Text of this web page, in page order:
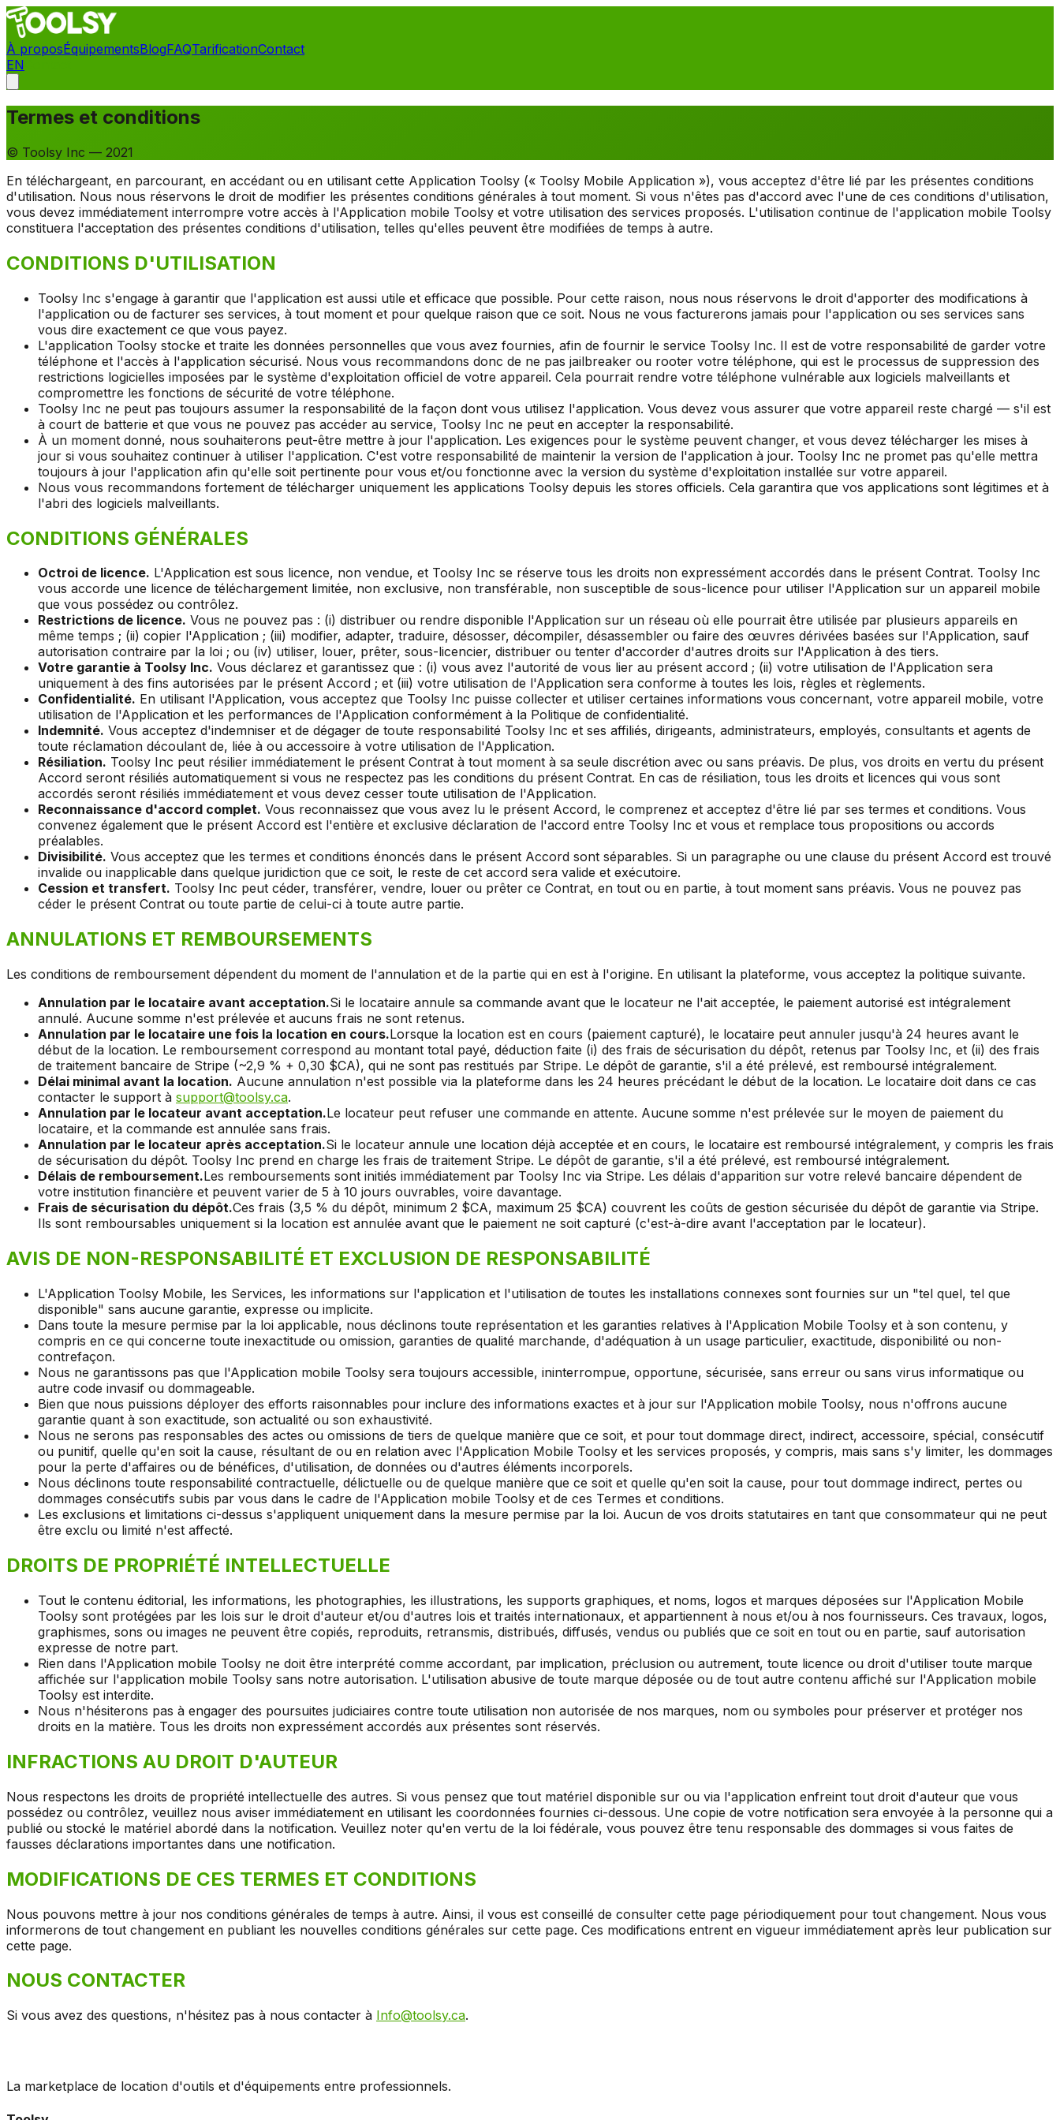
À proposÉquipementsBlogFAQTarificationContact
EN
Termes et conditions
© Toolsy Inc — 2021
En téléchargeant, en parcourant, en accédant ou en utilisant cette Application Toolsy (« Toolsy Mobile Application »), vous acceptez d'être lié par les présentes conditions
d'utilisation. Nous nous réservons le droit de modifier les présentes conditions générales à tout moment. Si vous n'êtes pas d'accord avec l'une de ces conditions d'utilisation,
vous devez immédiatement interrompre votre accès à l'Application mobile Toolsy et votre utilisation des services proposés. L'utilisation continue de l'application mobile Toolsy
constituera l'acceptation des présentes conditions d'utilisation, telles qu'elles peuvent être modifiées de temps à autre.
CONDITIONS D'UTILISATION
Toolsy Inc s'engage à garantir que l'application est aussi utile et efficace que possible. Pour cette raison, nous nous réservons le droit d'apporter des modifications à
l'application ou de facturer ses services, à tout moment et pour quelque raison que ce soit. Nous ne vous facturerons jamais pour l'application ou ses services sans
vous dire exactement ce que vous payez.
L'application Toolsy stocke et traite les données personnelles que vous avez fournies, afin de fournir le service Toolsy Inc. Il est de votre responsabilité de garder votre
téléphone et l'accès à l'application sécurisé. Nous vous recommandons donc de ne pas jailbreaker ou rooter votre téléphone, qui est le processus de suppression des
restrictions logicielles imposées par le système d'exploitation officiel de votre appareil. Cela pourrait rendre votre téléphone vulnérable aux logiciels malveillants et
compromettre les fonctions de sécurité de votre téléphone.
Toolsy Inc ne peut pas toujours assumer la responsabilité de la façon dont vous utilisez l'application. Vous devez vous assurer que votre appareil reste chargé — s'il est
à court de batterie et que vous ne pouvez pas accéder au service, Toolsy Inc ne peut en accepter la responsabilité.
À un moment donné, nous souhaiterons peut-être mettre à jour l'application. Les exigences pour le système peuvent changer, et vous devez télécharger les mises à
jour si vous souhaitez continuer à utiliser l'application. C'est votre responsabilité de maintenir la version de l'application à jour. Toolsy Inc ne promet pas qu'elle mettra
toujours à jour l'application afin qu'elle soit pertinente pour vous et/ou fonctionne avec la version du système d'exploitation installée sur votre appareil.
Nous vous recommandons fortement de télécharger uniquement les applications Toolsy depuis les stores officiels. Cela garantira que vos applications sont légitimes et à
l'abri des logiciels malveillants.
CONDITIONS GÉNÉRALES
Octroi de licence. L'Application est sous licence, non vendue, et Toolsy Inc se réserve tous les droits non expressément accordés dans le présent Contrat. Toolsy Inc
vous accorde une licence de téléchargement limitée, non exclusive, non transférable, non susceptible de sous-licence pour utiliser l'Application sur un appareil mobile
que vous possédez ou contrôlez.
Restrictions de licence. Vous ne pouvez pas : (i) distribuer ou rendre disponible l'Application sur un réseau où elle pourrait être utilisée par plusieurs appareils en
même temps ; (ii) copier l'Application ; (iii) modifier, adapter, traduire, désosser, décompiler, désassembler ou faire des œuvres dérivées basées sur l'Application, sauf
autorisation contraire par la loi ; ou (iv) utiliser, louer, prêter, sous-licencier, distribuer ou tenter d'accorder d'autres droits sur l'Application à des tiers.
Votre garantie à Toolsy Inc. Vous déclarez et garantissez que : (i) vous avez l'autorité de vous lier au présent accord ; (ii) votre utilisation de l'Application sera
uniquement à des fins autorisées par le présent Accord ; et (iii) votre utilisation de l'Application sera conforme à toutes les lois, règles et règlements.
Confidentialité. En utilisant l'Application, vous acceptez que Toolsy Inc puisse collecter et utiliser certaines informations vous concernant, votre appareil mobile, votre
utilisation de l'Application et les performances de l'Application conformément à la Politique de confidentialité.
Indemnité. Vous acceptez d'indemniser et de dégager de toute responsabilité Toolsy Inc et ses affiliés, dirigeants, administrateurs, employés, consultants et agents de
toute réclamation découlant de, liée à ou accessoire à votre utilisation de l'Application.
Résiliation. Toolsy Inc peut résilier immédiatement le présent Contrat à tout moment à sa seule discrétion avec ou sans préavis. De plus, vos droits en vertu du présent
Accord seront résiliés automatiquement si vous ne respectez pas les conditions du présent Contrat. En cas de résiliation, tous les droits et licences qui vous sont
accordés seront résiliés immédiatement et vous devez cesser toute utilisation de l'Application.
Reconnaissance d'accord complet. Vous reconnaissez que vous avez lu le présent Accord, le comprenez et acceptez d'être lié par ses termes et conditions. Vous
convenez également que le présent Accord est l'entière et exclusive déclaration de l'accord entre Toolsy Inc et vous et remplace tous propositions ou accords
préalables.
Divisibilité. Vous acceptez que les termes et conditions énoncés dans le présent Accord sont séparables. Si un paragraphe ou une clause du présent Accord est trouvé
invalide ou inapplicable dans quelque juridiction que ce soit, le reste de cet accord sera valide et exécutoire.
Cession et transfert. Toolsy Inc peut céder, transférer, vendre, louer ou prêter ce Contrat, en tout ou en partie, à tout moment sans préavis. Vous ne pouvez pas
céder le présent Contrat ou toute partie de celui-ci à toute autre partie.
ANNULATIONS ET REMBOURSEMENTS
Les conditions de remboursement dépendent du moment de l'annulation et de la partie qui en est à l'origine. En utilisant la plateforme, vous acceptez la politique suivante.
Annulation par le locataire avant acceptation.Si le locataire annule sa commande avant que le locateur ne l'ait acceptée, le paiement autorisé est intégralement
annulé. Aucune somme n'est prélevée et aucuns frais ne sont retenus.
Annulation par le locataire une fois la location en cours.Lorsque la location est en cours (paiement capturé), le locataire peut annuler jusqu'à 24 heures avant le
début de la location. Le remboursement correspond au montant total payé, déduction faite (i) des frais de sécurisation du dépôt, retenus par Toolsy Inc, et (ii) des frais
de traitement bancaire de Stripe (~2,9 % + 0,30 $CA), qui ne sont pas restitués par Stripe. Le dépôt de garantie, s'il a été prélevé, est remboursé intégralement.
Délai minimal avant la location. Aucune annulation n'est possible via la plateforme dans les 24 heures précédant le début de la location. Le locataire doit dans ce cas
contacter le support à support@toolsy.ca.
Annulation par le locateur avant acceptation.Le locateur peut refuser une commande en attente. Aucune somme n'est prélevée sur le moyen de paiement du
locataire, et la commande est annulée sans frais.
Annulation par le locateur après acceptation.Si le locateur annule une location déjà acceptée et en cours, le locataire est remboursé intégralement, y compris les frais
de sécurisation du dépôt. Toolsy Inc prend en charge les frais de traitement Stripe. Le dépôt de garantie, s'il a été prélevé, est remboursé intégralement.
Délais de remboursement.Les remboursements sont initiés immédiatement par Toolsy Inc via Stripe. Les délais d'apparition sur votre relevé bancaire dépendent de
votre institution financière et peuvent varier de 5 à 10 jours ouvrables, voire davantage.
Frais de sécurisation du dépôt.Ces frais (3,5 % du dépôt, minimum 2 $CA, maximum 25 $CA) couvrent les coûts de gestion sécurisée du dépôt de garantie via Stripe.
Ils sont remboursables uniquement si la location est annulée avant que le paiement ne soit capturé (c'est-à-dire avant l'acceptation par le locateur).
AVIS DE NON-RESPONSABILITÉ ET EXCLUSION DE RESPONSABILITÉ
L'Application Toolsy Mobile, les Services, les informations sur l'application et l'utilisation de toutes les installations connexes sont fournies sur un "tel quel, tel que
disponible" sans aucune garantie, expresse ou implicite.
Dans toute la mesure permise par la loi applicable, nous déclinons toute représentation et les garanties relatives à l'Application Mobile Toolsy et à son contenu, y
compris en ce qui concerne toute inexactitude ou omission, garanties de qualité marchande, d'adéquation à un usage particulier, exactitude, disponibilité ou non-
contrefaçon.
Nous ne garantissons pas que l'Application mobile Toolsy sera toujours accessible, ininterrompue, opportune, sécurisée, sans erreur ou sans virus informatique ou
autre code invasif ou dommageable.
Bien que nous puissions déployer des efforts raisonnables pour inclure des informations exactes et à jour sur l'Application mobile Toolsy, nous n'offrons aucune
garantie quant à son exactitude, son actualité ou son exhaustivité.
Nous ne serons pas responsables des actes ou omissions de tiers de quelque manière que ce soit, et pour tout dommage direct, indirect, accessoire, spécial, consécutif
ou punitif, quelle qu'en soit la cause, résultant de ou en relation avec l'Application Mobile Toolsy et les services proposés, y compris, mais sans s'y limiter, les dommages
pour la perte d'affaires ou de bénéfices, d'utilisation, de données ou d'autres éléments incorporels.
Nous déclinons toute responsabilité contractuelle, délictuelle ou de quelque manière que ce soit et quelle qu'en soit la cause, pour tout dommage indirect, pertes ou
dommages consécutifs subis par vous dans le cadre de l'Application mobile Toolsy et de ces Termes et conditions.
Les exclusions et limitations ci-dessus s'appliquent uniquement dans la mesure permise par la loi. Aucun de vos droits statutaires en tant que consommateur qui ne peut
être exclu ou limité n'est affecté.
DROITS DE PROPRIÉTÉ INTELLECTUELLE
Tout le contenu éditorial, les informations, les photographies, les illustrations, les supports graphiques, et noms, logos et marques déposées sur l'Application Mobile
Toolsy sont protégées par les lois sur le droit d'auteur et/ou d'autres lois et traités internationaux, et appartiennent à nous et/ou à nos fournisseurs. Ces travaux, logos,
graphismes, sons ou images ne peuvent être copiés, reproduits, retransmis, distribués, diffusés, vendus ou publiés que ce soit en tout ou en partie, sauf autorisation
expresse de notre part.
Rien dans l'Application mobile Toolsy ne doit être interprété comme accordant, par implication, préclusion ou autrement, toute licence ou droit d'utiliser toute marque
affichée sur l'application mobile Toolsy sans notre autorisation. L'utilisation abusive de toute marque déposée ou de tout autre contenu affiché sur l'Application mobile
Toolsy est interdite.
Nous n'hésiterons pas à engager des poursuites judiciaires contre toute utilisation non autorisée de nos marques, nom ou symboles pour préserver et protéger nos
droits en la matière. Tous les droits non expressément accordés aux présentes sont réservés.
INFRACTIONS AU DROIT D'AUTEUR
Nous respectons les droits de propriété intellectuelle des autres. Si vous pensez que tout matériel disponible sur ou via l'application enfreint tout droit d'auteur que vous
possédez ou contrôlez, veuillez nous aviser immédiatement en utilisant les coordonnées fournies ci-dessous. Une copie de votre notification sera envoyée à la personne qui a
publié ou stocké le matériel abordé dans la notification. Veuillez noter qu'en vertu de la loi fédérale, vous pouvez être tenu responsable des dommages si vous faites de
fausses déclarations importantes dans une notification.
MODIFICATIONS DE CES TERMES ET CONDITIONS
Nous pouvons mettre à jour nos conditions générales de temps à autre. Ainsi, il vous est conseillé de consulter cette page périodiquement pour tout changement. Nous vous
informerons de tout changement en publiant les nouvelles conditions générales sur cette page. Ces modifications entrent en vigueur immédiatement après leur publication sur
cette page.
NOUS CONTACTER
Si vous avez des questions, n'hésitez pas à nous contacter à Info@toolsy.ca.
La marketplace de location d'outils et d'équipements entre professionnels.